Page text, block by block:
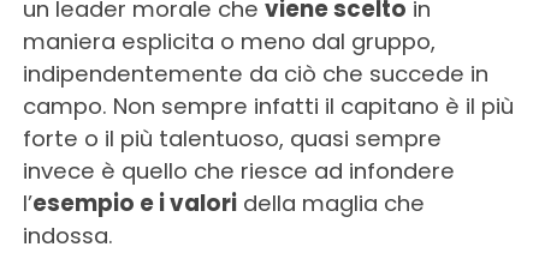
un leader morale che viene scelto in
maniera esplicita o meno dal gruppo,
indipendentemente da ciò che succede in
campo. Non sempre infatti il capitano è il più
forte o il più talentuoso, quasi sempre
invece è quello che riesce ad infondere
l’esempio e i valoridella maglia che
indossa.